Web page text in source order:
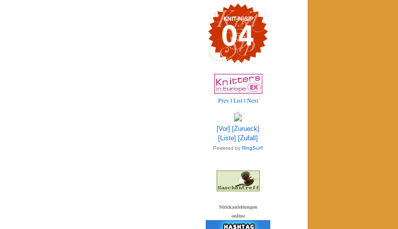
Prev l List lNext
[Vor] [Zurueck]
[Liste] [Zufall]
Powered by RingSurf!
Strickanleitungen
online